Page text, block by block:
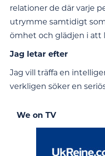
relationer de där varje
utrymme samtidigt
ömhet och glädjen i att
Jag letar efter
Jag vill träffa en
verkligen söker en
We on TV